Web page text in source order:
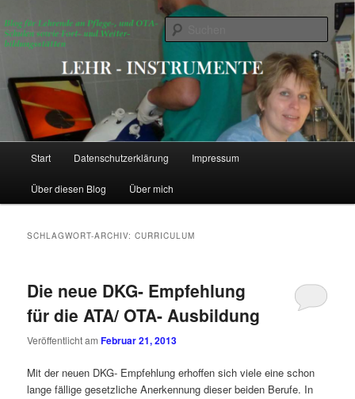
primären
Inhalt
sekundären
Inhalt
Lehr- Instrumente
Blog für Lehrende an Pflege-, OTA- Schulen sowie Fort- und
Weiterbildungsstätten für Gesundheitsberufe
Start Datenschutzerklärung Impressum
Über diesen Blog Über mich
SCHLAGWORT-ARCHIV:CURRICULUM
Die neue DKG- Empfehlung
für die ATA/ OTA- Ausbildung
Veröffentlicht amFebruar 21, 2013
Mit der neuen DKG- Empfehlung erhoffen sich viele eine schon
lange fällige gesetzliche Anerkennung dieser beiden Berufe. In